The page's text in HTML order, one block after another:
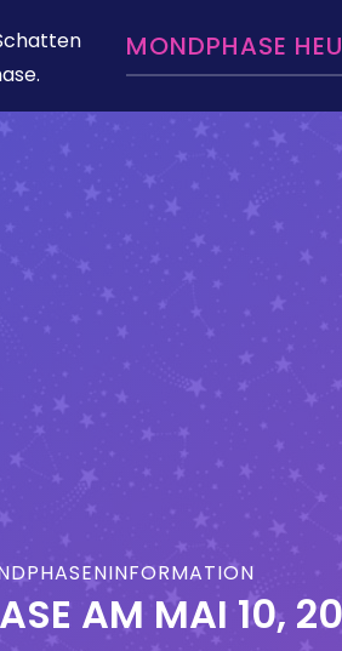
MONDPHASE
AMMAI 10,